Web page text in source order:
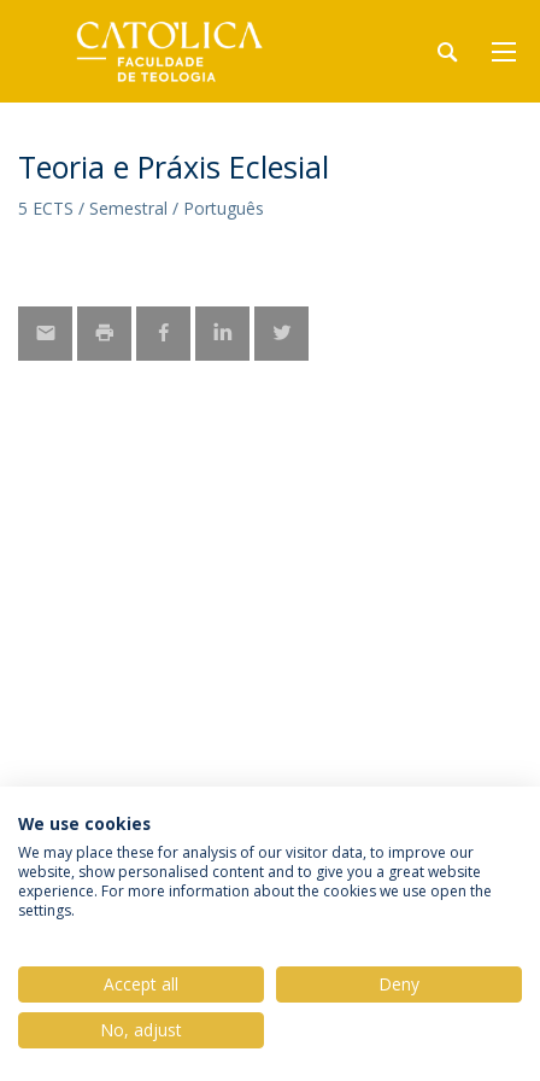
Teoria e Práxis Eclesial
5 ECTS / Semestral / Português
Política de Privacidade
Termos & Condições
Direitos do Titular dos Dados
© 2026 Universidade Católica Portuguesa
We use cookies
We may place these for analysis of our visitor data, to improve our
website, show personalised content and to give you a great website
experience. For more information about the cookies we use open the
settings.
Accept all
Deny
No, adjust